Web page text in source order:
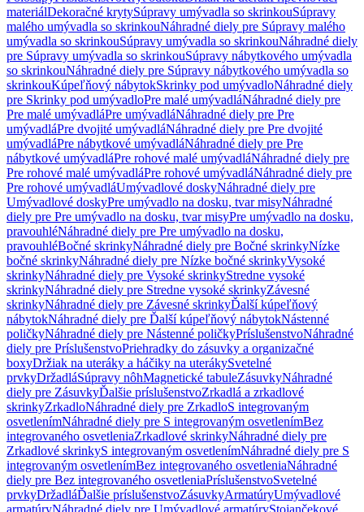
materiálDekoračné krytySúpravy umývadla so skrinkouSúpravy
malého umývadla so skrinkouNáhradné diely pre Súpravy malého
umývadla so skrinkouSúpravy umývadla so skrinkouNáhradné diely
pre Súpravy umývadla so skrinkouSúpravy nábytkového umývadla
so skrinkouNáhradné diely pre Súpravy nábytkového umývadla so
skrinkouKúpeľňový nábytokSkrinky pod umývadloNáhradné diely
pre Skrinky pod umývadloPre malé umývadláNáhradné diely pre
Pre malé umývadláPre umývadláNáhradné diely pre Pre
umývadláPre dvojité umývadláNáhradné diely pre Pre dvojité
umývadláPre nábytkové umývadláNáhradné diely pre Pre
nábytkové umývadláPre rohové malé umývadláNáhradné diely pre
Pre rohové malé umývadláPre rohové umývadláNáhradné diely pre
Pre rohové umývadláUmývadlové doskyNáhradné diely pre
Umývadlové doskyPre umývadlo na dosku, tvar misyNáhradné
diely pre Pre umývadlo na dosku, tvar misyPre umývadlo na dosku,
pravouhléNáhradné diely pre Pre umývadlo na dosku,
pravouhléBočné skrinkyNáhradné diely pre Bočné skrinkyNízke
bočné skrinkyNáhradné diely pre Nízke bočné skrinkyVysoké
skrinkyNáhradné diely pre Vysoké skrinkyStredne vysoké
skrinkyNáhradné diely pre Stredne vysoké skrinkyZávesné
skrinkyNáhradné diely pre Závesné skrinkyĎalší kúpeľňový
nábytokNáhradné diely pre Ďalší kúpeľňový nábytokNástenné
poličkyNáhradné diely pre Nástenné poličkyPríslušenstvoNáhradné
diely pre PríslušenstvoPriehradky do zásuvky a organizačné
boxyDržiak na uteráky a háčiky na uterákySvetelné
prvkyDržadláSúpravy nôhMagnetické tabuleZásuvkyNáhradné
diely pre ZásuvkyĎalšie príslušenstvoZrkadlá a zrkadlové
skrinkyZrkadloNáhradné diely pre ZrkadloS integrovaným
osvetlenímNáhradné diely pre S integrovaným osvetlenímBez
integrovaného osvetleniaZrkadlové skrinkyNáhradné diely pre
Zrkadlové skrinkyS integrovaným osvetlenímNáhradné diely pre S
integrovaným osvetlenímBez integrovaného osvetleniaNáhradné
diely pre Bez integrovaného osvetleniaPríslušenstvoSvetelné
prvkyDržadláĎalšie príslušenstvoZásuvkyArmatúryUmývadlové
armatúryNáhradné diely pre Umývadlové armatúryStojančekové,